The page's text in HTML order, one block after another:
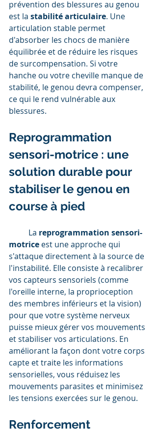
prévention des blessures au genou
est la stabilité articulaire. Une
articulation stable permet
d'absorber les chocs de manière
équilibrée et de réduire les risques
de surcompensation. Si votre
hanche ou votre cheville manque de
stabilité, le genou devra compenser,
ce qui le rend vulnérable aux
blessures.
Reprogrammation
sensori-motrice : une
solution durable pour
stabiliser le genou en
course à pied
	La
reprogrammation sensori-
motrice est une approche qui
s'attaque directement à la source de
l'instabilité. Elle consiste à recalibrer
vos capteurs sensoriels (comme
l'oreille interne, la proprioception
des membres inférieurs et la vision)
pour que votre système nerveux
puisse mieux gérer vos mouvements
et stabiliser vos articulations. En
améliorant la façon dont votre corps
capte et traite les informations
sensorielles, vous réduisez les
mouvements parasites et minimisez
les tensions exercées sur le genou.
Renforcement